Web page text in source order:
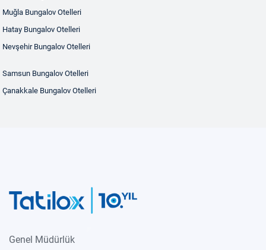
Muğla Bungalov Otelleri
Hatay Bungalov Otelleri
Nevşehir Bungalov Otelleri
Samsun Bungalov Otelleri
Çanakkale Bungalov Otelleri
Genel Müdürlük